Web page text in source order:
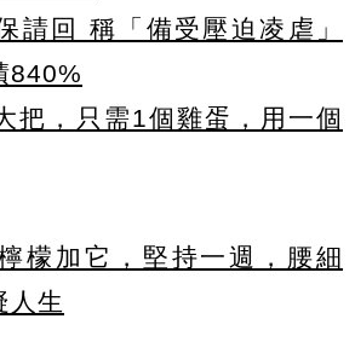
請回 稱「備受壓迫凌虐」
840%
把，只需1個雞蛋，用一個
檬加它，堅持一週，腰細
人生